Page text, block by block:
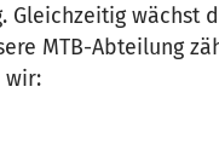
Gleichzeitig wächst
MTB-Abteilung
wir: